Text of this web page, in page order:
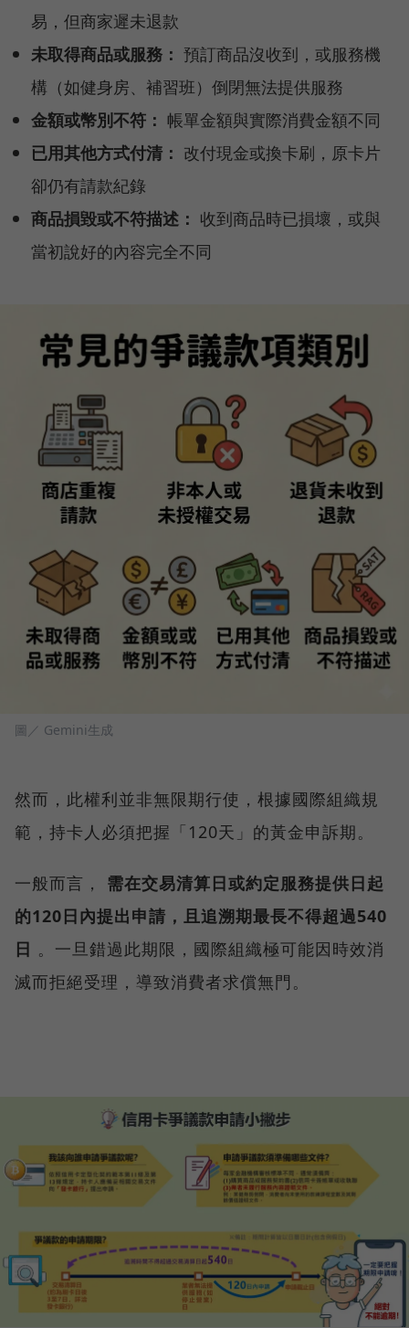
易，但商家遲未退款
未取得商品或服務： 預訂商品沒收到，或服務機
構（如健身房、補習班）倒閉無法提供服務
金額或幣別不符： 帳單金額與實際消費金額不同
已用其他方式付清： 改付現金或換卡刷，原卡片
卻仍有請款紀錄
商品損毀或不符描述： 收到商品時已損壞，或與
當初說好的內容完全不同
圖／ Gemini生成
然而，此權利並非無限期行使，根據國際組織規
範，持卡人必須把握「120天」的黃金申訴期。
一般而言， 需在交易清算日或約定服務提供日起
的120日內提出申請，且追溯期最長不得超過540
日 。一旦錯過此期限，國際組織極可能因時效消
滅而拒絕受理，導致消費者求償無門。